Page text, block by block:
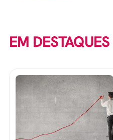
EM DESTAQUES